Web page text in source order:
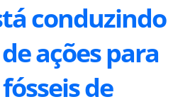
conduzindo
ações para
de